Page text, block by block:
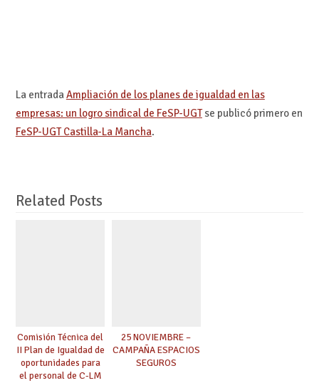
La entradaAmpliación de los planes de igualdad en las
empresas: un logro sindical de FeSP-UGTse publicó primero en
FeSP-UGT Castilla-La Mancha.
Related Posts
Comisión Técnica del
II Plan de Igualdad de
oportunidades para
el personal de C-LM
25 NOVIEMBRE –
CAMPAÑA ESPACIOS
SEGUROS